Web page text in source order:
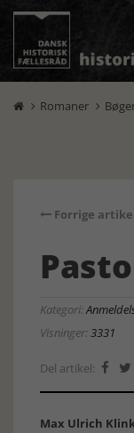
 Romaner 
Forrige
Kategori:
Visninger:3331
Del artikel:  
Max Ulrich